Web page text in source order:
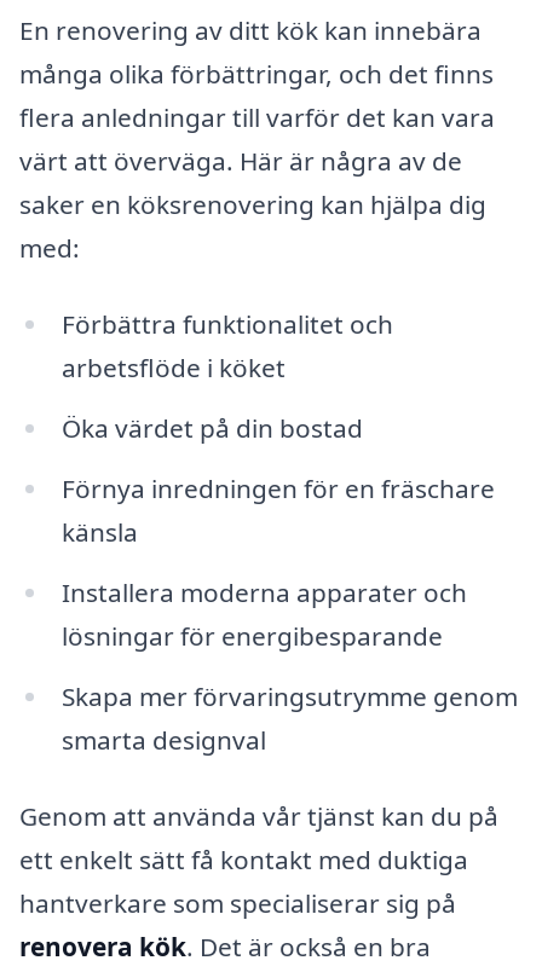
En renovering av ditt kök kan innebära
många olika förbättringar, och det finns
flera anledningar till varför det kan vara
värt att överväga. Här är några av de
saker en köksrenovering kan hjälpa dig
med:
Förbättra funktionalitet och
arbetsflöde i köket
Öka värdet på din bostad
Förnya inredningen för en fräschare
känsla
Installera moderna apparater och
lösningar för energibesparande
Skapa mer förvaringsutrymme genom
smarta designval
Genom att använda vår tjänst kan du på
ett enkelt sätt få kontakt med duktiga
hantverkare som specialiserar sig på
renovera kök. Det är också en bra